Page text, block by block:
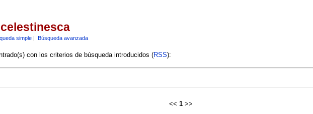
simple| Búsqueda avanzada
con los criterios de búsqueda introducidos (RSS):
<< 1 >>